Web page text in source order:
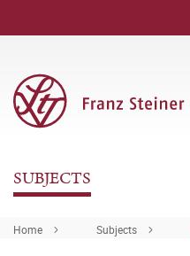
SUBJECTS
Home Subjects